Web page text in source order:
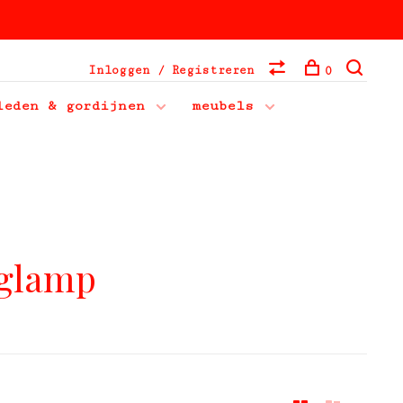
& gordijnen
meubels
Inloggen / Registreren 0